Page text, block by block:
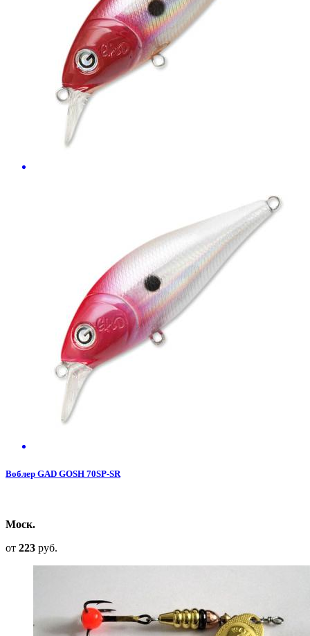
Воблер GAD GOSH 70SP-SR
Моск.
от 223 руб.